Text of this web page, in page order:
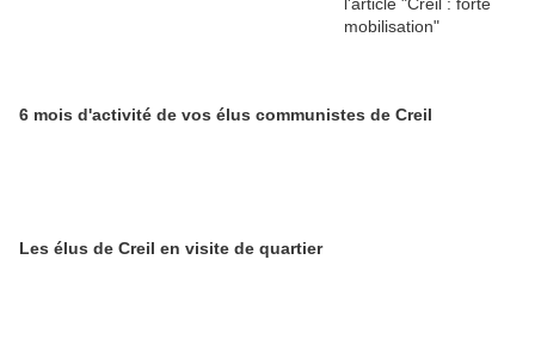
6 mois d'activité de vos élus communistes de Creil
Les élus de Creil en visite de quartier